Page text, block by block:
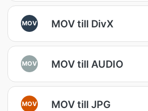
MOV MOV till DivX
MOV MOV till AUDIO
MOV MOV till JPG